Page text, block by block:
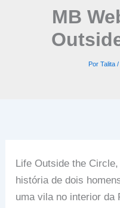
MB
Por Talita /
Life Outside the
história de dois
uma vila no interior da